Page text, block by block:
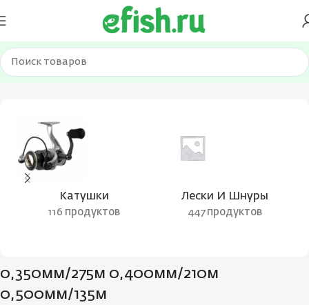
Лескоёмкость 0,350мм/275м 0,400мм/210м 0,500мм/135м
Катушки
116 продуктов
Лески И Шнуры
447 продуктов
0,350мм/275м 0,400мм/210м
0,500мм/135м